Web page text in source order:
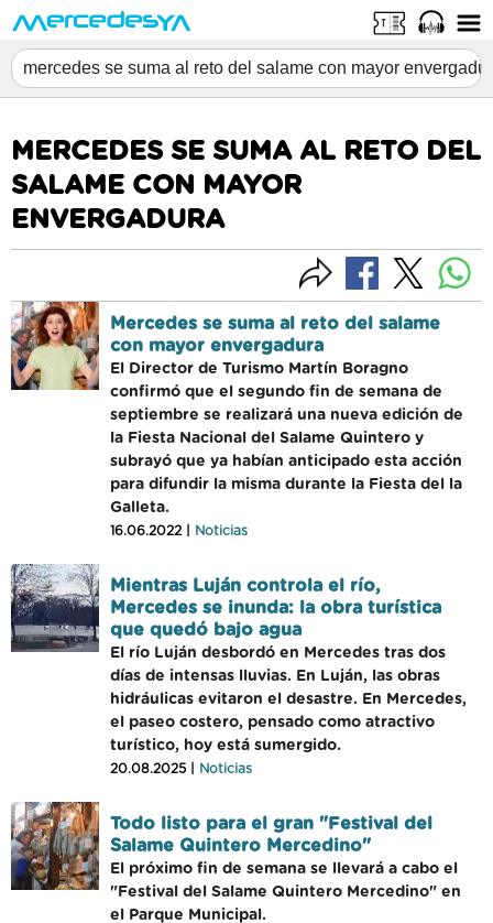
MERCEDES SE SUMA AL RETO DEL
SALAME CON MAYOR
ENVERGADURA
Mercedes se suma al reto del salame
con mayor envergadura
El Director de Turismo Martín Boragno
confirmó que el segundo fin de semana de
septiembre se realizará una nueva edición de
la Fiesta Nacional del Salame Quintero y
subrayó que ya habían anticipado esta acción
para difundir la misma durante la Fiesta del la
Galleta.
16.06.2022 | Noticias
Mientras Luján controla el río,
Mercedes se inunda: la obra turística
que quedó bajo agua
El río Luján desbordó en Mercedes tras dos
días de intensas lluvias. En Luján, las obras
hidráulicas evitaron el desastre. En Mercedes,
el paseo costero, pensado como atractivo
turístico, hoy está sumergido.
20.08.2025 | Noticias
Todo listo para el gran "Festival del
Salame Quintero Mercedino"
El próximo fin de semana se llevará a cabo el
"Festival del Salame Quintero Mercedino" en
el Parque Municipal.